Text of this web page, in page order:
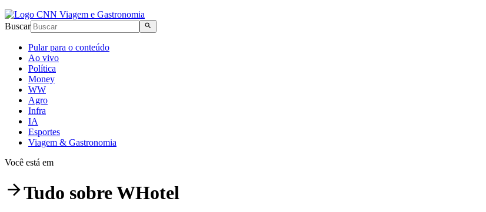
Buscar
Pular para o conteúdo
Ao vivo
Política
Money
WW
Agro
Infra
IA
Esportes
Viagem & Gastronomia
Você está em
Tudo sobreWHotel